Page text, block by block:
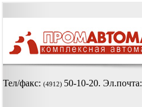
Тел/факс: (4912) 50-10-20. Эл.почта: